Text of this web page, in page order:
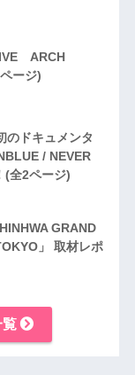
ARCH
ージ)
のドキュメンタ
/ NEVER
(全2ページ)
GRAND
」 取材レポ
覧